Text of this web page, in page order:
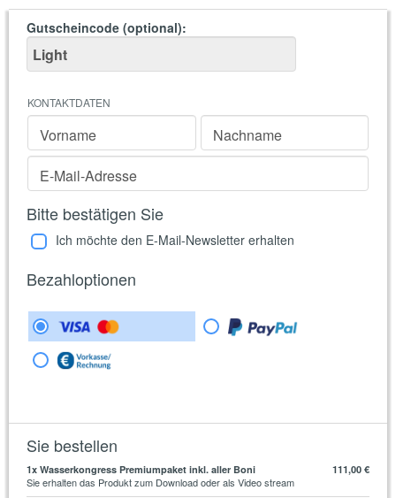
Gutscheincode (optional):
KONTAKTDATEN
Vorname
Nachname
E-Mail-Adresse
Bitte bestätigen Sie
Ich möchte den E-Mail-Newsletter erhalten
Bezahloptionen
Sie bestellen
1x Wasserkongress Premiumpaket inkl. aller Boni
Sie erhalten das Produkt zum Download oder als Video stream
111,00 €